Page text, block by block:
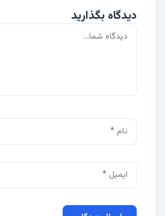
دیدگاه بگذارید